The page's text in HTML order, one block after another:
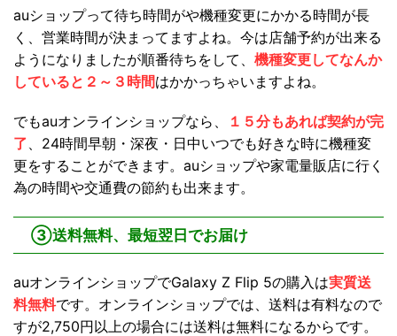
auショップって待ち時間がや機種変更にかかる時間が長
く、営業時間が決まってますよね。今は店舗予約が出来る
ようになりましたが順番待ちをして、 機種変更してなんか
していると２～３時間はかかっちゃいますよね。
でもauオンラインショップなら、
１５分もあれば契約が完
了 、24時間早朝・深夜・日中いつでも好きな時に機種変
更をすることができます。auショップや家電量販店に行く
為の時間や交通費の節約も出来ます。
③送料無料、最短翌日でお届け
auオンラインショップでGalaxy Z Flip 5の購入は実質送
料無料です。オンラインショップでは、送料は有料なので
すが2,750円以上の場合には送料は無料になるからです。